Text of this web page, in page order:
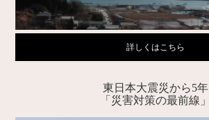
詳しくはこちら
東日本大震災から5年
「災害対策の最前線」